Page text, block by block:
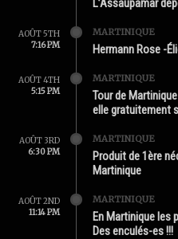
AOÛT 5TH
7:16 PM
MARTINIQUE
Hermann Rose -
AOÛT 4TH
5:15 PM
MARTINIQUE
Tour de
elle gratuitement
AOÛT 3RD
6:30 PM
MARTINIQUE
Produit de 1ère
Martinique
AOÛT 2ND
11:14 PM
MARTINIQUE
En Martinique les
Des enculés-es !!!